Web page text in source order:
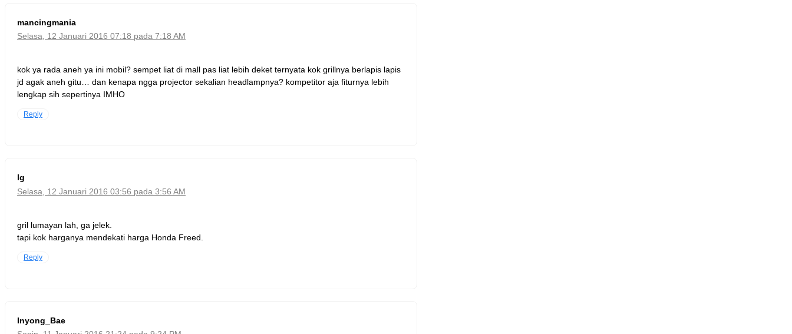
mancingmania
Selasa, 12 Januari 2016 07:18 pada 7:18 AM
kok ya rada aneh ya ini mobil? sempet liat di mall pas liat lebih deket ternyata kok grillnya berlapis lapis
jd agak aneh gitu… dan kenapa ngga projector sekalian headlampnya? kompetitor aja fiturnya lebih
lengkap sih sepertinya IMHO
Reply
lg
Selasa, 12 Januari 2016 03:56 pada 3:56 AM
gril lumayan lah, ga jelek.
tapi kok harganya mendekati harga Honda Freed.
Reply
Inyong_Bae